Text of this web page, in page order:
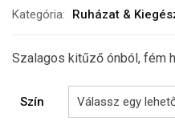
Kategória:
Ruházat &
Szalagos kitűző ónból, fém
Szín